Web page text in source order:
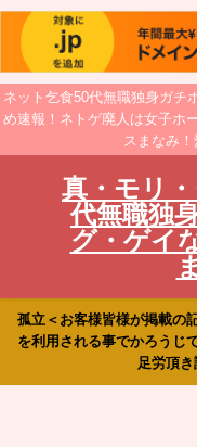
ネット乞食50代無職独身ガチ
め速報！ネトゲ廃人は女子ホ
スまなみ！
真・モリ
代無職独
グ・ゲイ
孤立＜お客様皆様が掲載の
を利用される事でかろうじ
足労頂き